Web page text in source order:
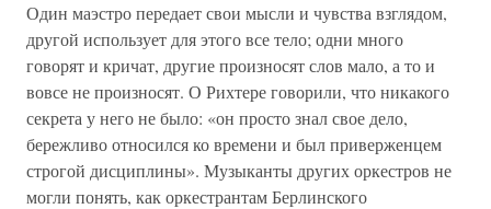
Один маэстро передает свои мысли и чувства взглядом,
другой использует для этого все тело; одни много
говорят и кричат, другие произносят слов мало, а то и
вовсе не произносят. О Рихтере говорили, что никакого
секрета у него не было: «он просто знал свое дело,
бережливо относился ко времени и был приверженцем
строгой дисциплины». Музыканты других оркестров не
могли понять, как оркестрантам Берлинского